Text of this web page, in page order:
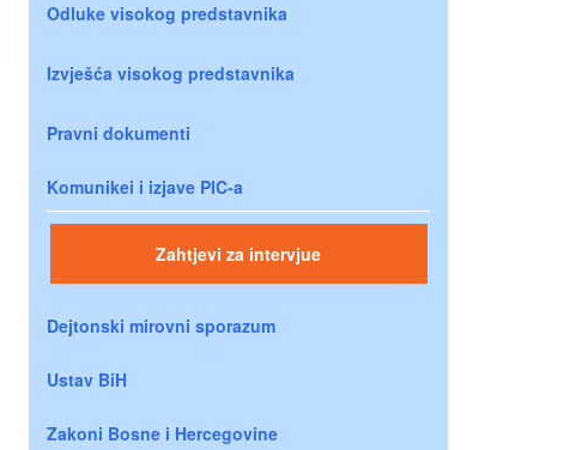
Odluke visokog predstavnika
Izvješća visokog predstavnika
Pravni dokumenti
Komunikei i izjave PIC-a
Zahtjevi za intervjue
Dejtonski mirovni sporazum
Ustav BiH
Zakoni Bosne i Hercegovine